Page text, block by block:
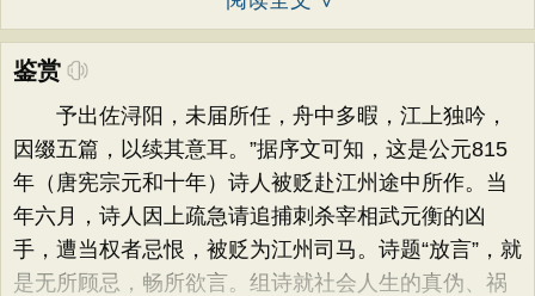
鉴赏
予出佐浔阳，未届所任，舟中多暇，江上独吟，
因缀五篇，以续其意耳。”据序文可知，这是公元815
年（唐宪宗元和十年）诗人被贬赴江州途中所作。当
年六月，诗人因上疏急请追捕刺杀宰相武元衡的凶
手，遭当权者忌恨，被贬为江州司马。诗题“放言”，就
是无所顾忌，畅所欲言。组诗就社会人生的真伪、祸